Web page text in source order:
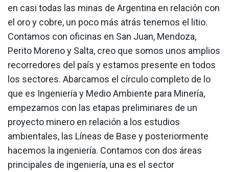
en casi todas las minas de Argentina en relación con
el oro y cobre, un poco más atrás tenemos el litio.
Contamos con oficinas en San Juan, Mendoza,
Perito Moreno y Salta, creo que somos unos amplios
recorredores del país y estamos presente en todos
los sectores. Abarcamos el círculo completo de lo
que es Ingeniería y Medio Ambiente para Minería,
empezamos con las etapas preliminares de un
proyecto minero en relación a los estudios
ambientales, las Líneas de Base y posteriormente
hacemos la ingeniería. Contamos con dos áreas
principales de ingeniería, una es el sector